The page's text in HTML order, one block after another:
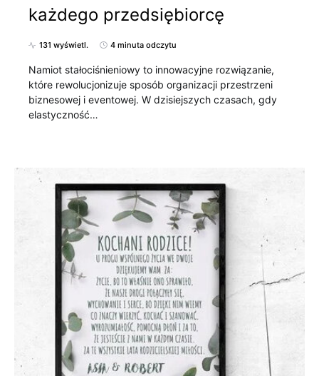
każdego przedsiębiorcę
131 wyświetl. 4 minuta odczytu
Namiot stałociśnieniowy to innowacyjne rozwiązanie,
które rewolucjonizuje sposób organizacji przestrzeni
biznesowej i eventowej. W dzisiejszych czasach, gdy
elastyczność…